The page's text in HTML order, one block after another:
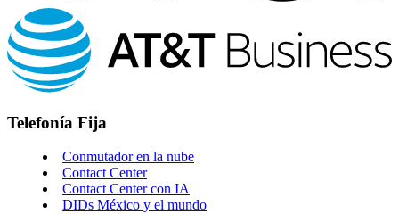
Telefonía Fija
Conmutador en la nube
Contact Center
Contact Center con IA
DIDs México y el mundo